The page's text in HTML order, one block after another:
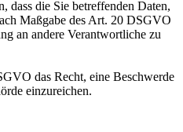
dass die Sie betreffenden Daten,
Maßgabe des Art. 20 DSGVO
an andere Verantwortliche zu
das Recht, eine Beschwerde
einzureichen.